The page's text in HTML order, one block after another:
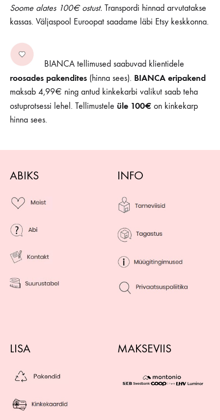
Soome alates 100€ ostust. Transpordi hinnad arvutatakse
kassas. Väljaspool Euroopat saadame läbi Etsy keskkonna.
BIANCA tellimused saabuvad klientidele
roosades pakendites (hinna sees). BIANCA eripakend
maksab 4,99€ ning antud kinkekarbi valikut saab teha
ostuprotsessi lehel. Tellimustele üle 100€ on kinkekarp
hinna sees.
ABIKS INFO
LISA MAKSEVIIS